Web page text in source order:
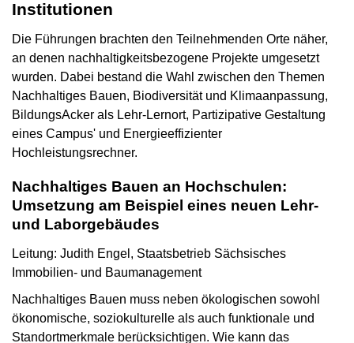
Institutionen
Die Führungen brachten den Teilnehmenden Orte näher,
an denen nachhaltigkeitsbezogene Projekte umgesetzt
wurden. Dabei bestand die Wahl zwischen den Themen
Nachhaltiges Bauen, Biodiversität und Klimaanpassung,
BildungsAcker als Lehr-Lernort, Partizipative Gestaltung
eines Campus' und Energieeffizienter
Hochleistungsrechner.
Nachhaltiges Bauen an Hochschulen:
Umsetzung am Beispiel eines neuen Lehr-
und Laborgebäudes
Leitung: Judith Engel, Staatsbetrieb Sächsisches
Immobilien- und Baumanagement
Nachhaltiges Bauen muss neben ökologischen sowohl
ökonomische, soziokulturelle als auch funktionale und
Standortmerkmale berücksichtigen. Wie kann das